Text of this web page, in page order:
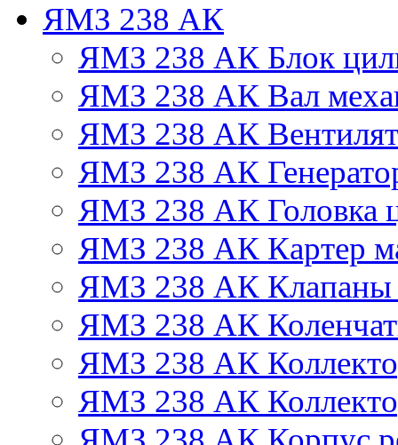
ЯМЗ 238 АК
ЯМЗ 238 АК Блок
ЯМЗ 238 АК Вал
ЯМЗ 238 АК
ЯМЗ 238 АК
ЯМЗ 238 АК Головка
ЯМЗ 238 АК Картер
ЯМЗ 238 АК Клапаны
ЯМЗ 238 АК
ЯМЗ 238 АК
ЯМЗ 238 АК